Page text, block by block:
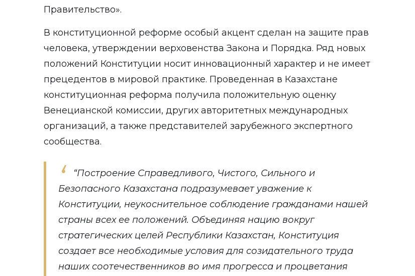
Правительство».
В конституционной реформе особый акцент сделан на защите прав
человека, утверждении верховенства Закона и Порядка. Ряд новых
положений Конституции носит инновационный характер и не имеет
прецедентов в мировой практике. Проведенная в Казахстане
конституционная реформа получила положительную оценку
Венецианской комиссии, других авторитетных международных
организаций, а также представителей зарубежного экспертного
сообщества.
“Построение Справедливого, Чистого, Сильного и
Безопасного Казахстана подразумевает уважение к
Конституции, неукоснительное соблюдение гражданами нашей
страны всех ее положений. Объединяя нацию вокруг
стратегических целей Республики Казахстан, Конституция
создает все необходимые условия для созидательного труда
наших соотечественников во имя прогресса и процветания